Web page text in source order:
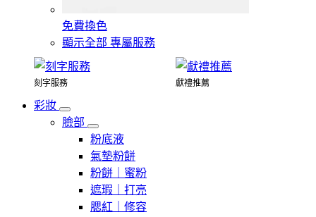
免費換色
顯示全部 專屬服務
刻字服務 獻禮推薦
彩妝
臉部
粉底液
氣墊粉餅
粉餅｜蜜粉
遮瑕｜打亮
腮紅｜修容